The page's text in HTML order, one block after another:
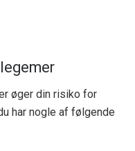
øger din risiko for
har nogle af følgende